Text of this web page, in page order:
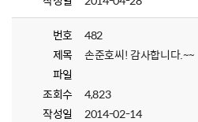
번호
482
제목
손준호씨! 감사합니다.~~
파일
조회수
4,823
작성일
2014-02-14